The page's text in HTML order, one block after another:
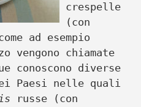
crespelle
(con
ad esempio
vengono chiamate
conoscono diverse
Paesi nelle quali
russe (con